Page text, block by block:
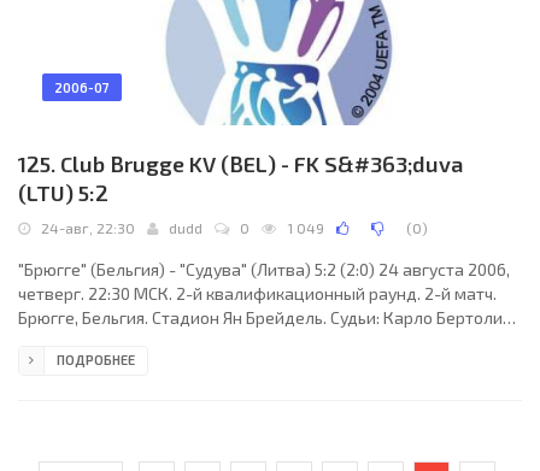
2006-07
125. Club Brugge KV (BEL) - FK S&#363;duva
(LTU) 5:2
24-авг, 22:30 dudd 0 1 049 (0)
"Брюгге" (Бельгия) - "Судува" (Литва) 5:2 (2:0) 24 августа 2006,
четверг. 22:30 МСК. 2-й квалификационный раунд. 2-й матч.
Брюгге, Бельгия. Стадион Ян Брейдель. Судьи: Карло Бертолини
(Швейцария). Резервный: Штефан Штудер (Швейцария).
Биргер Мартенс, Кевин Руландтс
ПОДРОБНЕЕ